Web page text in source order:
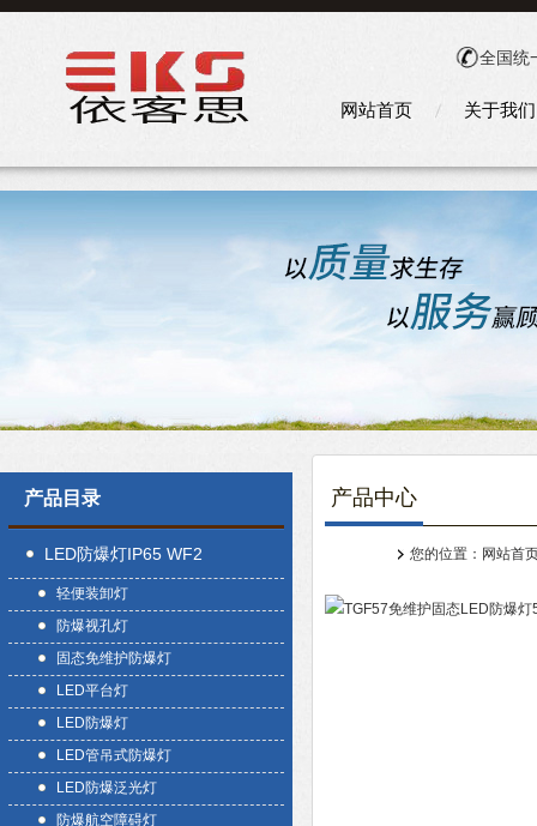
全国统
网站首页 关于我们
产品目录
LED防爆灯IP65 WF2
轻便装卸灯
防爆视孔灯
固态免维护防爆灯
LED平台灯
LED防爆灯
LED管吊式防爆灯
LED防爆泛光灯
防爆航空障碍灯
产品中心
您的位置： 网站首